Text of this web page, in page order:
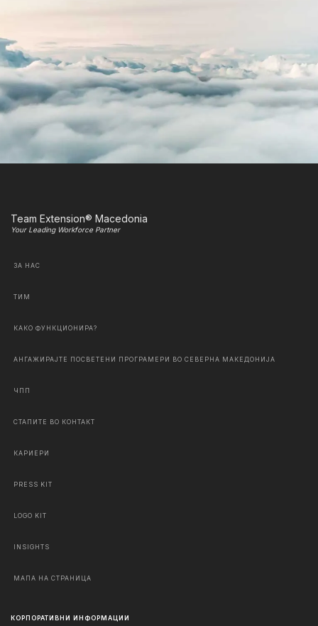
Team Extension® Macedonia
Your Leading Workforce Partner
ЗА НАС
ТИМ
КАКО ФУНКЦИОНИРА?
АНГАЖИРАЈТЕ ПОСВЕТЕНИ ПРОГРАМЕРИ ВО СЕВЕРНА МАКЕДОНИЈА
ЧПП
СТАПИТЕ ВО КОНТАКТ
КАРИЕРИ
PRESS KIT
LOGO KIT
INSIGHTS
МАПА НА СТРАНИЦА
КОРПОРАТИВНИ ИНФОРМАЦИИ